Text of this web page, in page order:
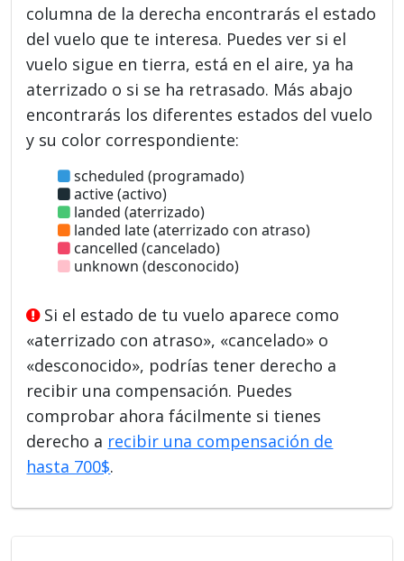
columna de la derecha encontrarás el estado
del vuelo que te interesa. Puedes ver si el
vuelo sigue en tierra, está en el aire, ya ha
aterrizado o si se ha retrasado. Más abajo
encontrarás los diferentes estados del vuelo
y su color correspondiente:
scheduled (programado)
active (activo)
landed (aterrizado)
landed late (aterrizado con atraso)
cancelled (cancelado)
unknown (desconocido)
Si el estado de tu vuelo aparece como
«aterrizado con atraso», «cancelado» o
«desconocido», podrías tener derecho a
recibir una compensación. Puedes
comprobar ahora fácilmente si tienes
derecho a recibir una compensación de
hasta 700$.